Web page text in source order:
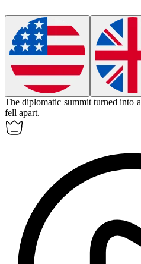
The diplomatic summit turned into a
fell apart.